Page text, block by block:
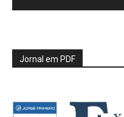
Jornal em PDF